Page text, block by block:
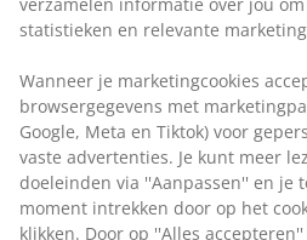
statistieken en relevante
Wanneer je marketingcookies
browsergegevens met
Google, Meta en Tiktok) voor
vaste advertenties. Je kunt meer
doeleinden via ''Aanpassen'' en je
moment intrekken door op het
klikken. Door op ''Alles